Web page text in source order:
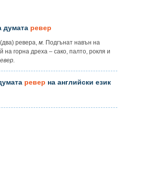
думата ревер
ревера, м. Подгънат навън на
на горна дреха – сако, палто, рокля и
ревер на английски език